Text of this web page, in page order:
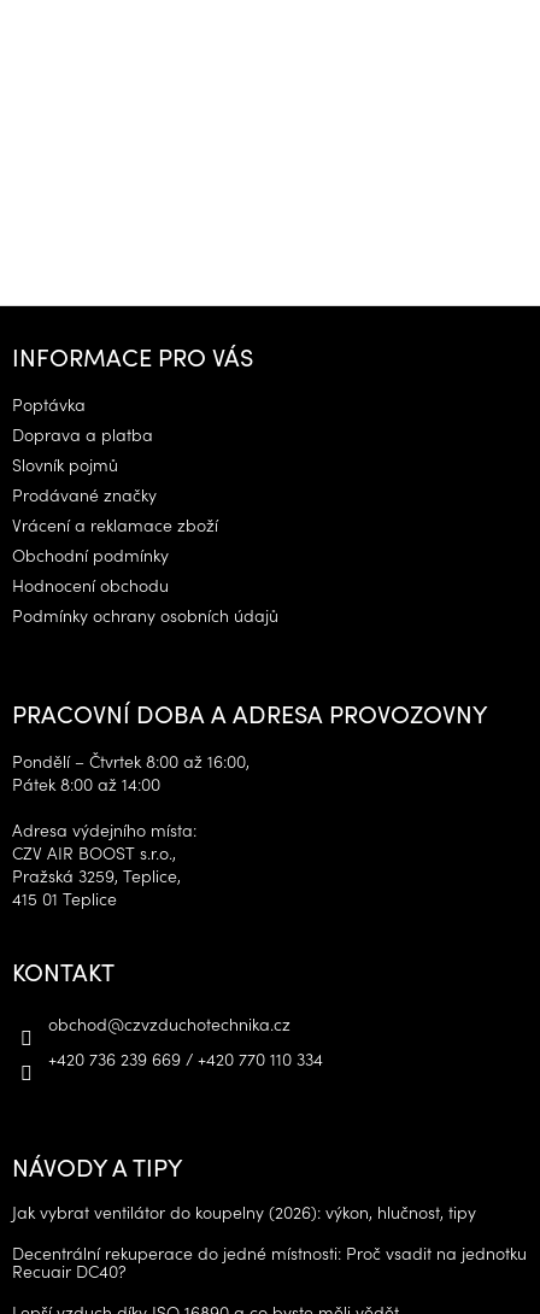
Z
INFORMACE PRO VÁS
Poptávka
Doprava a platba
Slovník pojmů
Prodávané značky
Vrácení a reklamace zboží
Obchodní podmínky
Hodnocení obchodu
Podmínky ochrany osobních údajů
PRACOVNÍ DOBA A ADRESA PROVOZOVNY
Pondělí – Čtvrtek 8:00 až 16:00,
Pátek 8:00 až 14:00
Adresa výdejního místa:
CZV AIR BOOST s.r.o.,
Pražská 3259, Teplice,
415 01 Teplice
KONTAKT
obchod@czvzduchotechnika.cz
+420 736 239 669 / +420 770 110 334
NÁVODY A TIPY
Jak vybrat ventilátor do koupelny (2026): výkon, hlučnost, tipy
Decentrální rekuperace do jedné místnosti: Proč vsadit na jednotku
Recuair DC40?